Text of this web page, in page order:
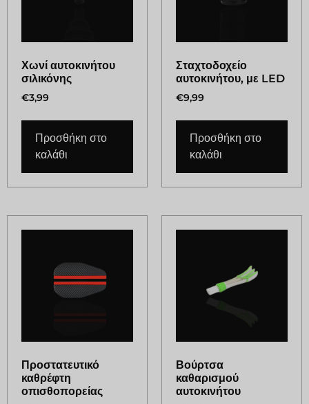
Χωνί αυτοκινήτου
σιλικόνης
€3,99
Προσθήκη στο
καλάθι
Σταχτοδοχείο
αυτοκινήτου, με LED
€9,99
Προσθήκη στο
καλάθι
Προστατευτικό
καθρέφτη
οπισθοπορείας
Βούρτσα
καθαρισμού
αυτοκινήτου